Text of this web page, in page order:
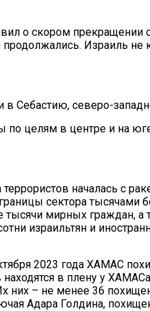
о скором прекращении
Израиль не
Себастию, северо-
по целям в центре и на
началась с
сектора тысячами
мирных граждан, а
израильтян и
2023 года ХАМАС
в плену у
них – не менее 36
Адара Голдина,